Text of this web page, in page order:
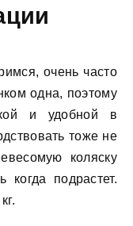
очень часто
одна, поэтому
и удобной в
тоже не
коляску
когда подрастет.